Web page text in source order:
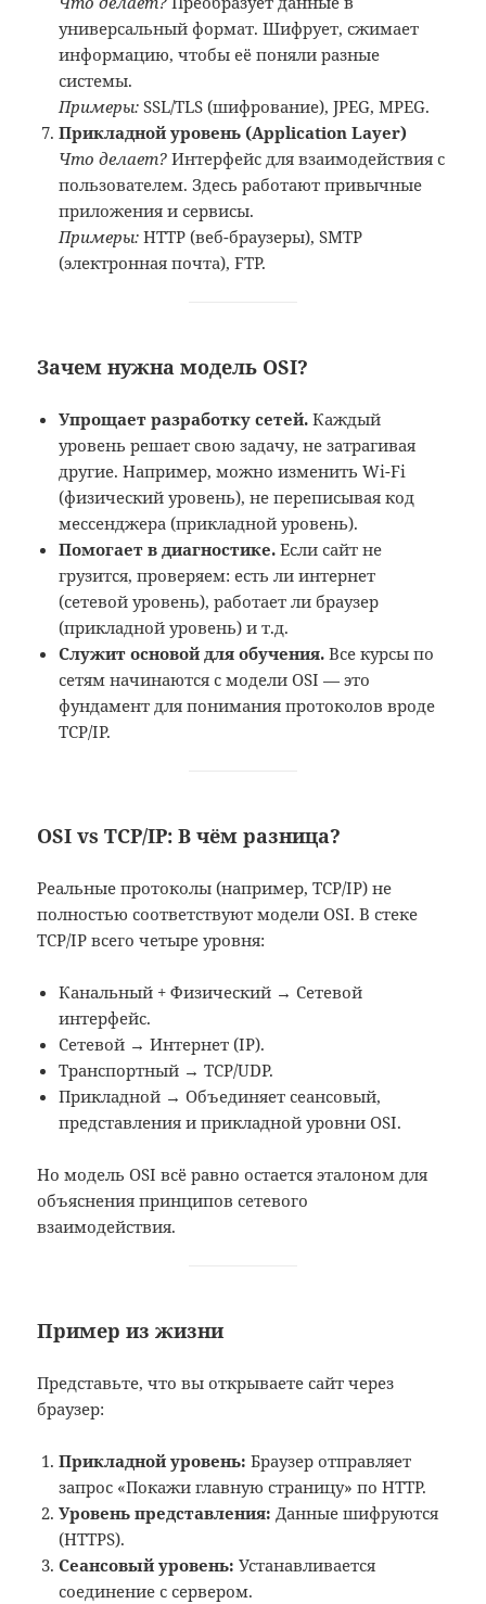
универсальный формат. Шифрует, сжимает
информацию, чтобы её поняли разные
системы.
Примеры: SSL/TLS (шифрование), JPEG, MPEG.
Прикладной уровень (Application Layer)
Что делает? Интерфейс для взаимодействия с
пользователем. Здесь работают привычные
приложения и сервисы.
Примеры: HTTP (веб-браузеры), SMTP
(электронная почта), FTP.
Зачем нужна модель OSI?
Упрощает разработку сетей. Каждый
уровень решает свою задачу, не затрагивая
другие. Например, можно изменить Wi-Fi
(физический уровень), не переписывая код
мессенджера (прикладной уровень).
Помогает в диагностике. Если сайт не
грузится, проверяем: есть ли интернет
(сетевой уровень), работает ли браузер
(прикладной уровень) и т.д.
Служит основой для обучения. Все курсы по
сетям начинаются с модели OSI — это
фундамент для понимания протоколов вроде
TCP/IP.
OSI vs TCP/IP: В чём разница?
Реальные протоколы (например, TCP/IP) не
полностью соответствуют модели OSI. В стеке
TCP/IP всего четыре уровня:
Канальный + Физический → Сетевой
интерфейс.
Сетевой → Интернет (IP).
Транспортный → TCP/UDP.
Прикладной → Объединяет сеансовый,
представления и прикладной уровни OSI.
Но модель OSI всё равно остается эталоном для
объяснения принципов сетевого
взаимодействия.
Пример из жизни
Представьте, что вы открываете сайт через
браузер:
Прикладной уровень: Браузер отправляет
запрос «Покажи главную страницу» по HTTP.
Уровень представления: Данные шифруются
(HTTPS).
Сеансовый уровень: Устанавливается
соединение с сервером.